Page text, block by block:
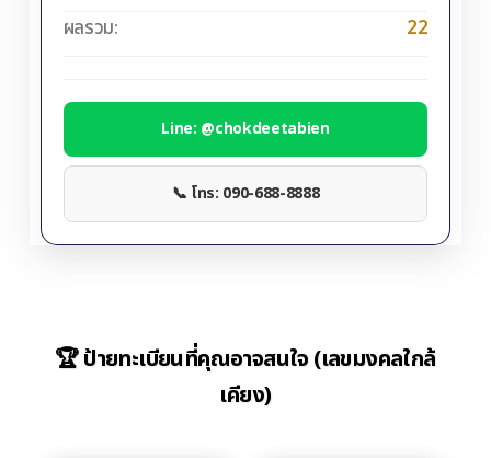
ผลรวม:
22
Line: @chokdeetabien
📞 โทร: 090-688-8888
🏆 ป้ายทะเบียนที่คุณอาจสนใจ (เลขมงคลใกล้
เคียง)